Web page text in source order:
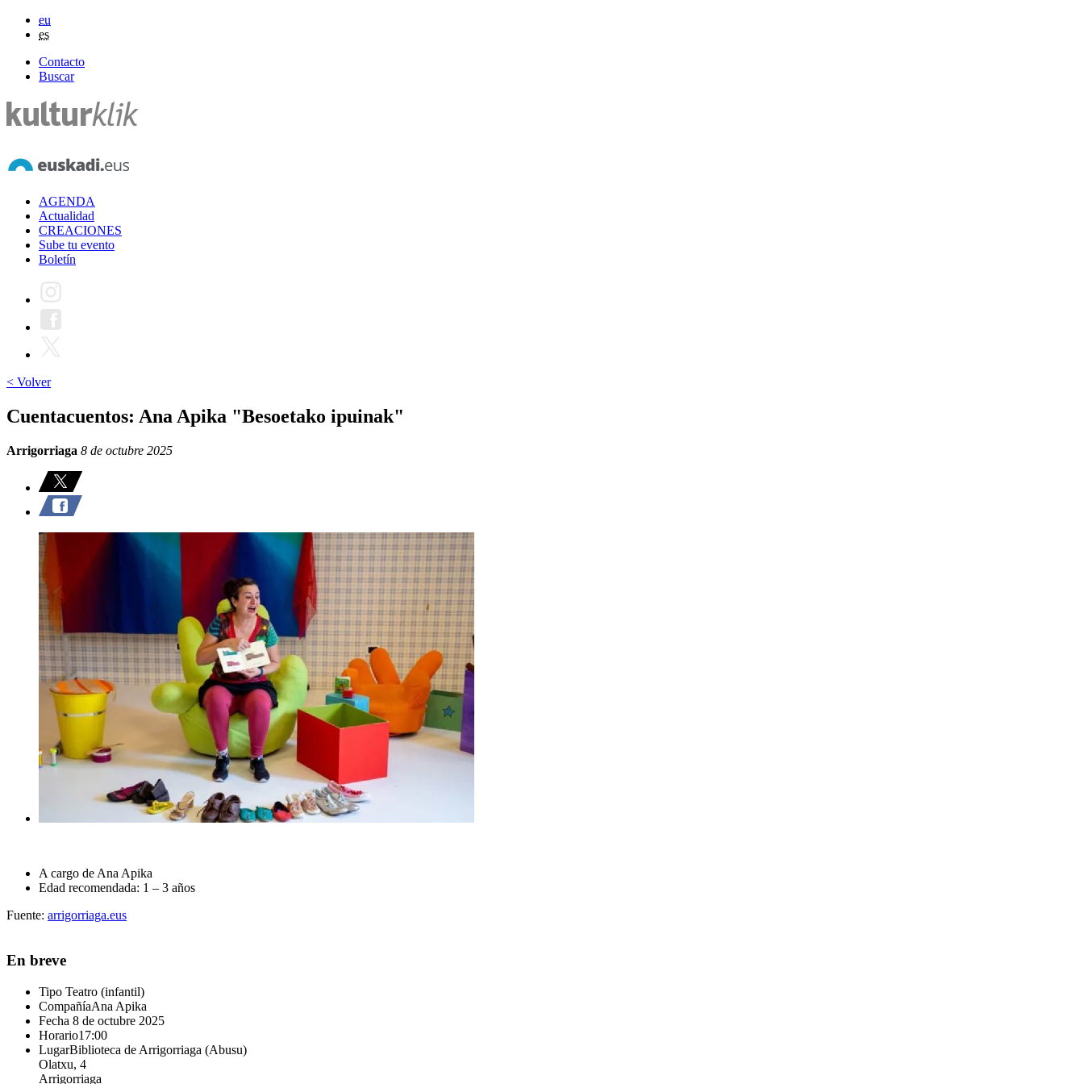
eu
es
Contacto
Buscar
AGENDA
Actualidad
CREACIONES
Sube tu evento
Boletín
< Volver
Cuentacuentos: Ana Apika "Besoetako ipuinak"
Arrigorriaga 8 de octubre 2025
A cargo de Ana Apika
Edad recomendada: 1 – 3 años
Fuente: arrigorriaga.eus
En breve
Tipo Teatro (infantil)
CompañíaAna Apika
Fecha 8 de octubre 2025
Horario17:00
LugarBiblioteca de Arrigorriaga (Abusu)
Olatxu, 4
Arrigorriaga